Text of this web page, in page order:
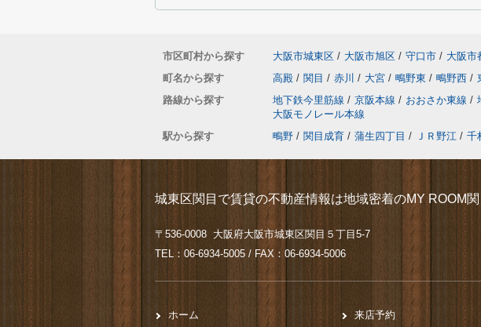
市区町村から探す 大阪市城東区 / 大阪市旭区 / 守口市 / 大阪市
町名から探す
高殿 / 関目 / 赤川 / 大宮 / 鴫野東 / 鴫野西 /
路線から探す
地下鉄今里筋線 / 京阪本線 / おおさか東線 /
大阪モノレール本線
駅から探す
鴫野 / 関目成育 / 蒲生四丁目 / ＪＲ野江 / 千
城東区関目で賃貸の不動産情報は地域密着のMY ROOM
〒536-0008 大阪府大阪市城東区関目５丁目5-7
TEL：06-6934-5005 / FAX：06-6934-5006
ホーム 来店予約